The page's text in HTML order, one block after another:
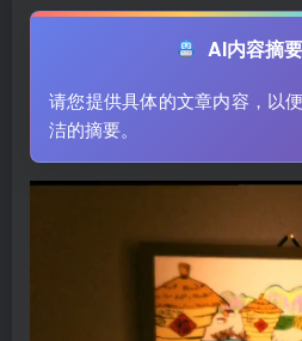
AI内容摘要
请您提供具体的文章内容，以
洁的摘要。